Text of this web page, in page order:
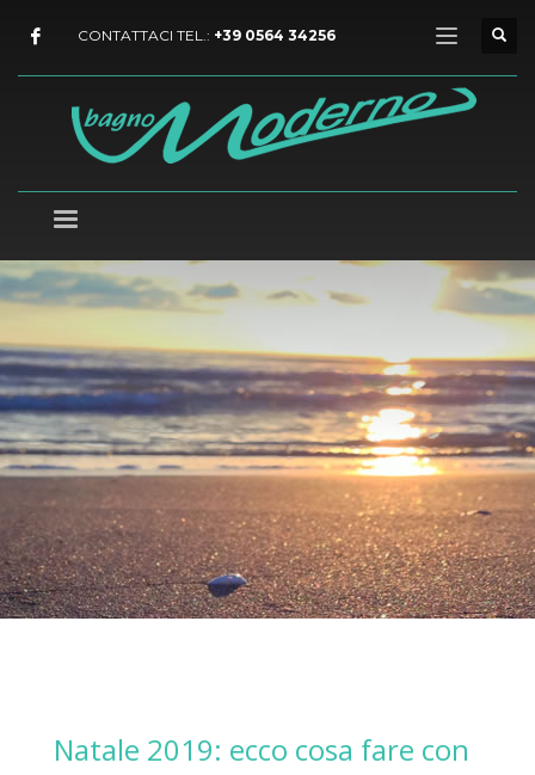
CONTATTACI TEL.: +39 0564 34256
Natale 2019: ecco cosa fare con